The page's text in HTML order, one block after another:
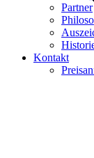
Partner
Kontakt